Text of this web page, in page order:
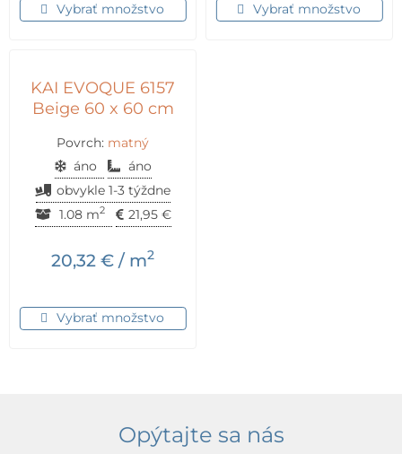
Vybrať množstvo Vybrať množstvo
KAI EVOQUE 6157
Beige 60 x 60 cm
Povrch: matný
áno
áno
obvykle 1-3 týždne
1.08 m2 21,95 €
20,32 € / m2
Vybrať množstvo
Opýtajte sa nás